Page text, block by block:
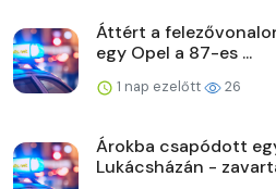
Áttért a
egy Opel a 87-es ...
1 nap ezelőtt 26
Árokba csapódott
Lukácsházán -